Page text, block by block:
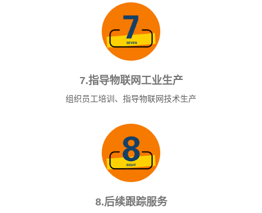
7.指导物联网工业生产
组织员工培训、指导物联网技术生产
8.后续跟踪服务